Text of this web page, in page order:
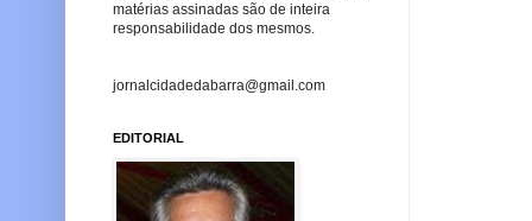
matérias assinadas são de inteira
responsabilidade dos mesmos.
jornalcidadedabarra@gmail.com
EDITORIAL